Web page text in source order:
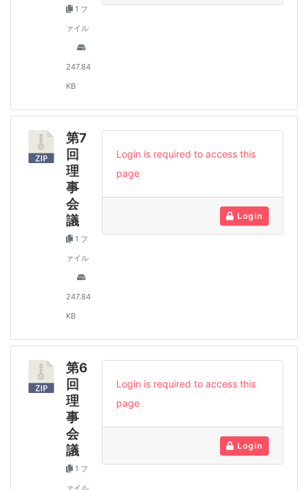
1 フ
ァイル
247.84
KB
第7
回
理
事
会
議
1 フ
ァイル
247.84
KB
Login is required to access this
page
Login
第6
回
理
事
会
議
1 フ
Login is required to access this
page
Login